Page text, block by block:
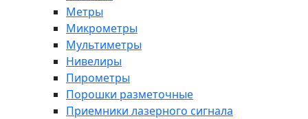
Метры
Микрометры
Мультиметры
Нивелиры
Пирометры
Порошки разметочные
Приемники лазерного сигнала